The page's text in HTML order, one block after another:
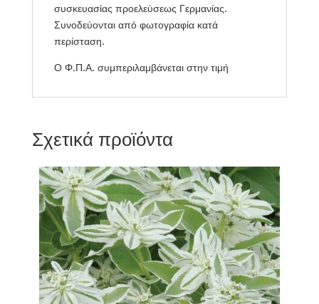
συσκευασίας προελεύσεως Γερμανίας.
Συνοδεύονται από φωτογραφία κατά
περίσταση.
Ο Φ.Π.Α. συμπεριλαμβάνεται στην τιμή
Σχετικά προϊόντα